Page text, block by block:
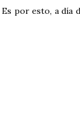
por esto, a día